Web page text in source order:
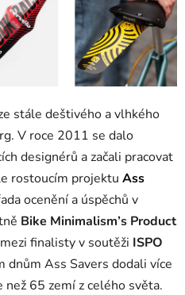
stále deštivého a vlhkého
V roce 2011 se dalo
designérů a začali pracovat
rostoucím projektu Ass
ocenění a úspěchů v
Bike Minimalism’s Product
finalisty v soutěži ISPO
dnům Ass Savers dodali více
65 zemí z celého světa.